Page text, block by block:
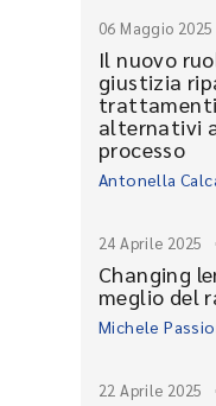
06 Maggio 2025
Il nuovo
giustizia
alternativi
processo
Antonella
24 Aprile 2025
Changing
meglio del
Michele
22 Aprile 2025